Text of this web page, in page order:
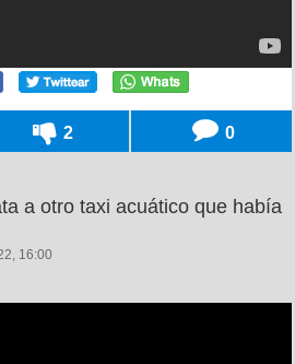
2 0
a otro taxi acuático que había
16:00